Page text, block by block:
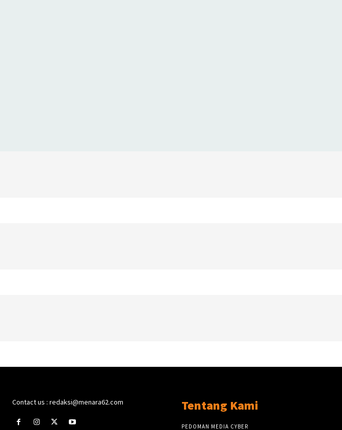
Contact us : redaksi@menara62.com Tentang Kami
PEDOMAN MEDIA CYBER